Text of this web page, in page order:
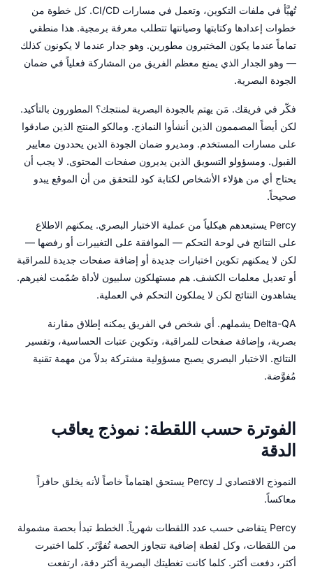
تُهيَّأ في ملفات التكوين، وتعمل في مسارات CI/CD. كل خطوة من
خطوات إعدادها وكتابتها وصيانتها تتطلب معرفة برمجية. هذا منطقي
تماماً عندما يكون المختبرون مطورين. وهو جدار عندما لا يكونون كذلك
— وهو الجدار الذي يمنع معظم الفريق من المشاركة فعلياً في ضمان
الجودة البصرية.
فكّر في فريقك. مَن يهتم بالجودة البصرية لمنتجك؟ المطورون بالتأكيد.
لكن أيضاً المصممون الذين أنشأوا النماذج. ومالكو المنتج الذين صادقوا
على مسارات المستخدم. ومديرو ضمان الجودة الذين يحددون معايير
القبول. ومسؤولو التسويق الذين يديرون صفحات المحتوى. لا يجب أن
يحتاج أي من هؤلاء الأشخاص لكتابة كود للتحقق من أن الموقع يبدو
صحيحاً.
Percy يستبعدهم هيكلياً من عملية الاختبار البصري. يمكنهم الاطلاع
على النتائج في لوحة التحكم — الموافقة على التغييرات أو رفضها —
لكن لا يمكنهم تكوين اختبارات جديدة أو إضافة صفحات جديدة للمراقبة
أو تعديل معلمات الكشف. هم مستهلكون سلبيون لأداة صُمّمت لغيرهم.
يشاهدون النتائج لكن لا يملكون التحكم في العملية.
Delta-QA يشملهم. أي شخص في الفريق يمكنه إطلاق مقارنة
بصرية، وإضافة صفحات للمراقبة، وتكوين عتبات الحساسية، وتفسير
النتائج. الاختبار البصري يصبح مسؤولية مشتركة بدلاً من مهمة تقنية
مُفوَّضة.
الفوترة حسب اللقطة: نموذج يعاقب
الدقة
النموذج الاقتصادي لـ Percy يستحق اهتماماً خاصاً لأنه يخلق حافزاً
معاكساً.
Percy يتقاضى حسب عدد اللقطات شهرياً. الخطط تبدأ بحصة مشمولة
من اللقطات، وكل لقطة إضافية تتجاوز الحصة تُفوَّتَر. كلما اختبرت
أكثر، دفعت أكثر. كلما كانت تغطيتك البصرية أكثر دقة، ارتفعت